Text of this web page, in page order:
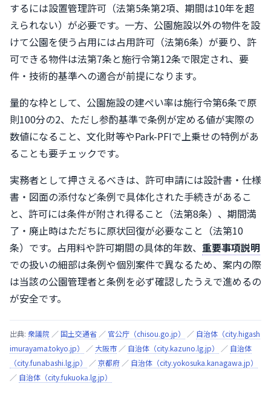
するには設置管理許可（法第5条第2項、期間は10年を超
えられない）が必要です。一方、公園施設以外の物件を設
けて公園を使う占用には占用許可（法第6条）が要り、許
可できる物件は法第7条と施行令第12条で限定され、要
件・技術的基準への適合が前提になります。
量的な枠として、公園施設の建ぺい率は施行令第6条で原
則100分の2、ただし参酌基準で条例が定める値が実際の
数値になること、文化財等やPark-PFIで上乗せの特例があ
ることも要チェックです。
実務者として押さえるべきは、許可申請には設計書・仕様
書・図面の添付など条例で具体化された手続きがあるこ
と、許可には条件が附され得ること（法第8条）、期間満
了・廃止時はただちに原状回復が必要なこと（法第10
条）です。占用料や許可期間の具体的年数、 重要事項説明
での扱いの細部は条例や個別案件で異なるため、案内の際
は当該の公園管理者と条例を必ず確認したうえで進めるの
が安全です。
出典: 衆議院 ／ 国土交通省 ／ 官公庁（chisou.go.jp） ／ 自治体（city.higash
imurayama.tokyo.jp）
／ 大阪市 ／ 自治体（city.kazuno.lg.jp） ／ 自治体
（city.funabashi.lg.jp）
／京都府 ／ 自治体（city.yokosuka.kanagawa.jp）
／ 自治体（city.fukuoka.lg.jp）